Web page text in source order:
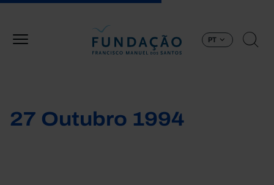
PT
27 Outubro 1994